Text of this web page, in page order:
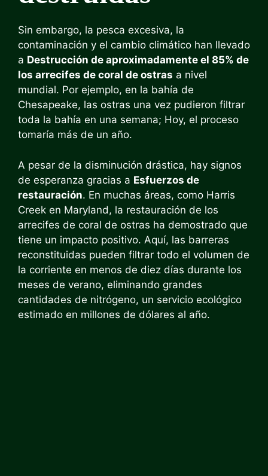
Sin embargo, la pesca excesiva, la
contaminación y el cambio climático han llevado
a Destrucción de aproximadamente el 85% de
los arrecifes de coral de ostras a nivel
mundial. Por ejemplo, en la bahía de
Chesapeake, las ostras una vez pudieron filtrar
toda la bahía en una semana; Hoy, el proceso
tomaría más de un año.
A pesar de la disminución drástica, hay signos
de esperanza gracias a Esfuerzos de
restauración. En muchas áreas, como Harris
Creek en Maryland, la restauración de los
arrecifes de coral de ostras ha demostrado que
tiene un impacto positivo. Aquí, las barreras
reconstituidas pueden filtrar todo el volumen de
la corriente en menos de diez días durante los
meses de verano, eliminando grandes
cantidades de nitrógeno, un servicio ecológico
estimado en millones de dólares al año.